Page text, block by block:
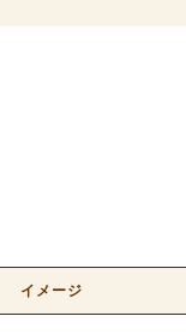
イメージ